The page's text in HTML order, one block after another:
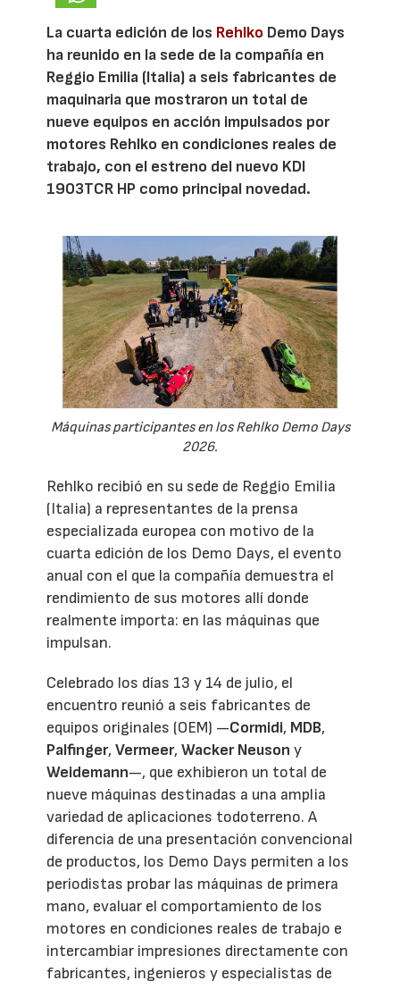
La cuarta edición de los Rehlko Demo Days
ha reunido en la sede de la compañía en
Reggio Emilia (Italia) a seis fabricantes de
maquinaria que mostraron un total de
nueve equipos en acción impulsados por
motores Rehlko en condiciones reales de
trabajo, con el estreno del nuevo KDI
1903TCR HP como principal novedad.
Máquinas participantes en los Rehlko Demo Days
2026.
Rehlko recibió en su sede de Reggio Emilia
(Italia) a representantes de la prensa
especializada europea con motivo de la
cuarta edición de los Demo Days, el evento
anual con el que la compañía demuestra el
rendimiento de sus motores allí donde
realmente importa: en las máquinas que
impulsan.
Celebrado los días 13 y 14 de julio, el
encuentro reunió a seis fabricantes de
equipos originales (OEM) —Cormidi, MDB,
Palfinger,Vermeer,Wacker Neuson y
Weidemann—, que exhibieron un total de
nueve máquinas destinadas a una amplia
variedad de aplicaciones todoterreno. A
diferencia de una presentación convencional
de productos, los Demo Days permiten a los
periodistas probar las máquinas de primera
mano, evaluar el comportamiento de los
motores en condiciones reales de trabajo e
intercambiar impresiones directamente con
fabricantes, ingenieros y especialistas de